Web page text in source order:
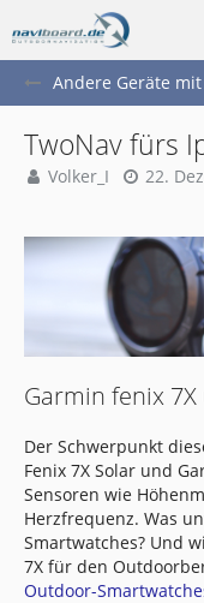
Andere Geräte
TwoNav fürs
Volker_I 22.
Garmin fenix
Der Schwerpunkt
Fenix 7X Solar und
Sensoren wie
Herzfrequenz. Was
Smartwatches? Und
7X für den
Outdoor-